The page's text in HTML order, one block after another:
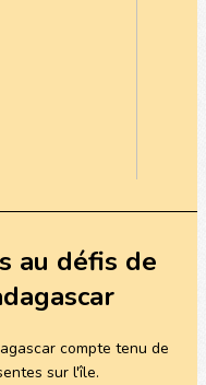
au défis de
compte tenu de
sur l'île.